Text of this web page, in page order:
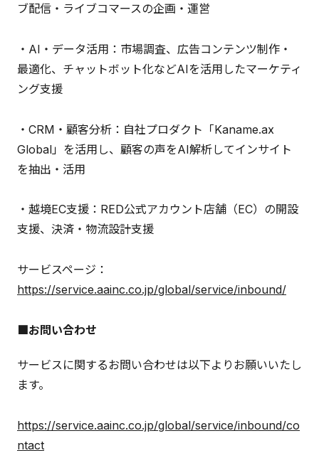
ブ配信・ライブコマースの企画・運営
・AI・データ活用：市場調査、広告コンテンツ制作・
最適化、チャットボット化などAIを活用したマーケティ
ング支援
・CRM・顧客分析：自社プロダクト「Kaname.ax
Global」を活用し、顧客の声をAI解析してインサイト
を抽出・活用
・越境EC支援：RED公式アカウント店舗（EC）の開設
支援、決済・物流設計支援
サービスページ：
https://service.aainc.co.jp/global/service/inbound/
■お問い合わせ
サービスに関するお問い合わせは以下よりお願いいたし
ます。
https://service.aainc.co.jp/global/service/inbound/co
ntact